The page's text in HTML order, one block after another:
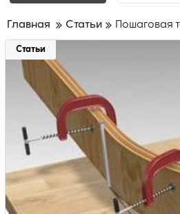
Главная Статьи Пошаговая
Статьи